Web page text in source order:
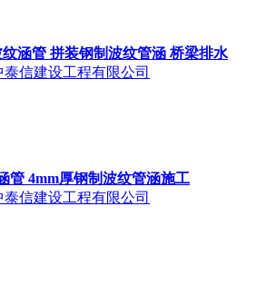
涵管 拼装钢制波纹管涵 桥梁排水
泰信建设工程有限公司
管 4mm厚钢制波纹管涵施工
泰信建设工程有限公司